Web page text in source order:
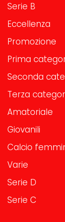
Serie B
Eccellenza
Promozione
Prima
Seconda
Terza
Amatoriale
Giovanili
Calcio
Varie
Serie D
Serie C